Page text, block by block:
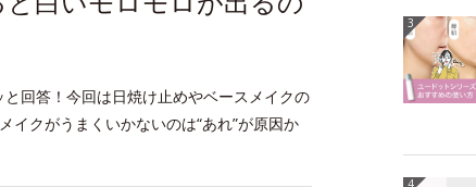
回答！今回は日焼け止めやベースメイクの
イクがうまくいかないのは“あれ”が原因か